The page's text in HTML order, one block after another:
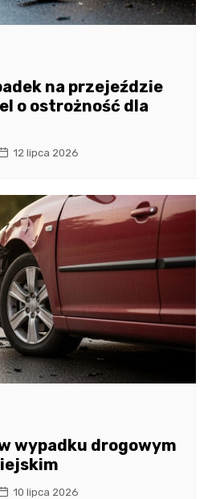
na przejeździe
o ostrożność dla
12 lipca 2026
wypadku drogowym
10 lipca 2026